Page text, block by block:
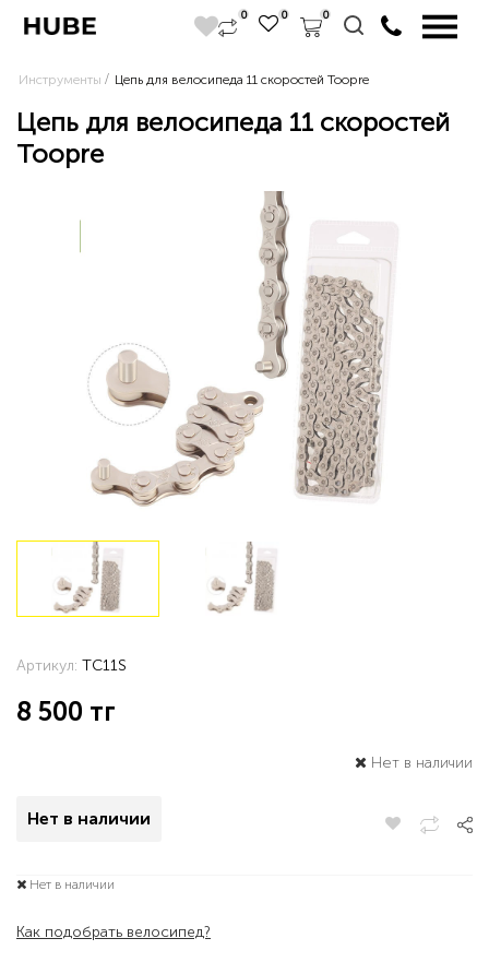
0 0 0
Инструменты Цепь для велосипеда 11 скоростей Toopre
Цепь для велосипеда 11 скоростей
Toopre
Артикул: TC11S
8 500 тг
Нет в наличии
Нет в наличии
Нет в наличии
Как подобрать велосипед?